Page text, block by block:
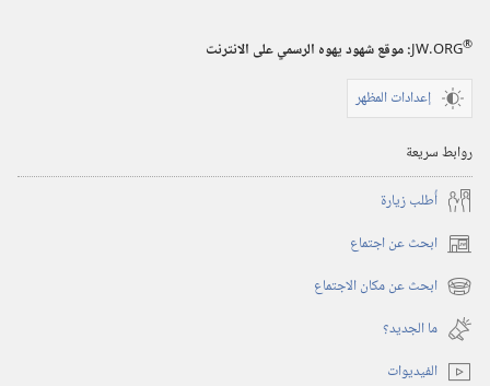
JW.ORG®
:‏ موقع شهود يهوه الرسمي على الانترنت
إعدادات المظهر
روابط سريعة
أُطلب زيارة
ابحث عن اجتماع (يفتح
نافذة ابحث عن مكان الاجتماع (يفتح
نافذة
جديدة)
ما الجديد؟‏
الفيديوات